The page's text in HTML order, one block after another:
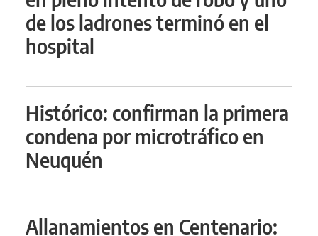
de los ladrones terminó en el
hospital
Histórico: confirman la primera
condena por microtráfico en
Neuquén
Allanamientos en Centenario: